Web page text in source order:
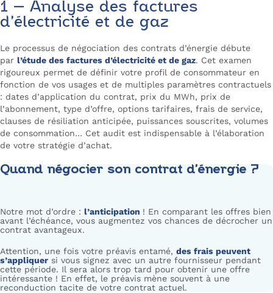
1 – Analyse des factures
d’électricité et de gaz
Le processus de négociation des contrats d’énergie débute
par l’étude des factures d’électricité et de gaz. Cet examen
rigoureux permet de définir votre profil de consommateur en
fonction de vos usages et de multiples paramètres contractuels
: dates d’application du contrat, prix du MWh, prix de
l’abonnement, type d’offre, options tarifaires, frais de service,
clauses de résiliation anticipée, puissances souscrites, volumes
de consommation… Cet audit est indispensable à l’élaboration
de votre stratégie d’achat.
Quand négocier son contrat d’énergie ?
Notre mot d’ordre : l’anticipation ! En comparant les offres bien
avant l’échéance, vous augmentez vos chances de décrocher un
contrat avantageux.
Attention, une fois votre préavis entamé, des frais peuvent
s’appliquer si vous signez avec un autre fournisseur pendant
cette période. Il sera alors trop tard pour obtenir une offre
intéressante ! En effet, le préavis mène souvent à une
reconduction tacite de votre contrat actuel.